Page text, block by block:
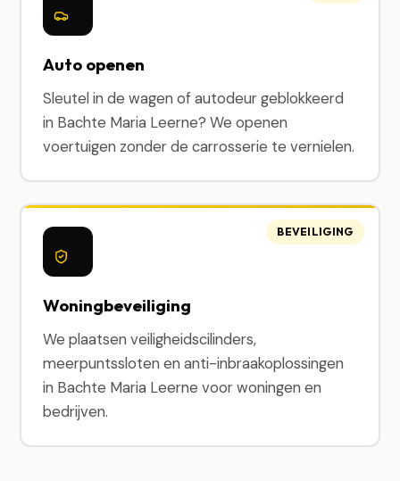
Auto openen
Sleutel in de wagen of autodeur geblokkeerd
in Bachte Maria Leerne? We openen
voertuigen zonder de carrosserie te vernielen.
Woningbeveiliging
We plaatsen veiligheidscilinders,
meerpuntssloten en anti-inbraakoplossingen
in Bachte Maria Leerne voor woningen en
bedrijven.
BEVEILIGING